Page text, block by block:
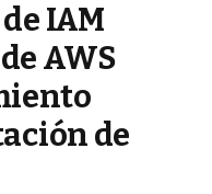
IAM
AWS
de